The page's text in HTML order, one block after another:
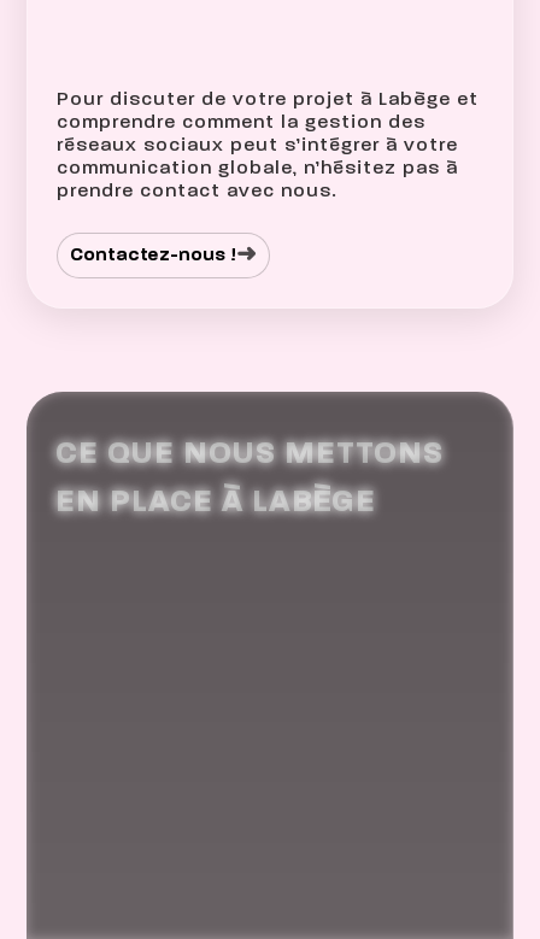
Pour discuter de votre projet à Labège et
comprendre comment la gestion des
réseaux sociaux peut s’intégrer à votre
communication globale, n’hésitez pas à
prendre contact avec nous.
Contactez-nous !➜
CE QUE NOUS METTONS
EN PLACE À LABÈGE